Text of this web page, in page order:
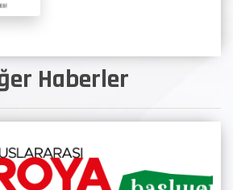
Haberler